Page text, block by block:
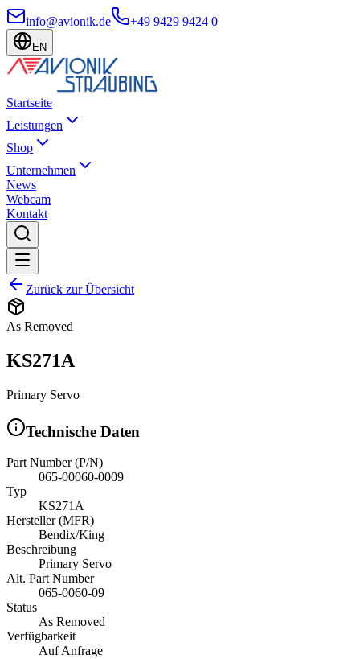
info@avionik.de +49 9429 9424 0
EN
Startseite
Leistungen
Shop
Unternehmen
News
Webcam
Kontakt
Zurück zur Übersicht
As Removed
KS271A
Primary Servo
Technische Daten
Part Number (P/N)
065-00060-0009
Typ
KS271A
Hersteller (MFR)
Bendix/King
Beschreibung
Primary Servo
Alt. Part Number
065-0060-09
Status
As Removed
Verfügbarkeit
Auf Anfrage